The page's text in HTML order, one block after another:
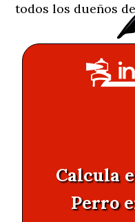
todos los dueños
Calcula
Perro